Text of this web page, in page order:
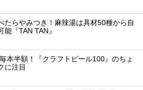
たらやみつき！麻辣湯は具材50種から自
能『TAN TAN』
本半額！『クラフトビール100』のちょ
に注目